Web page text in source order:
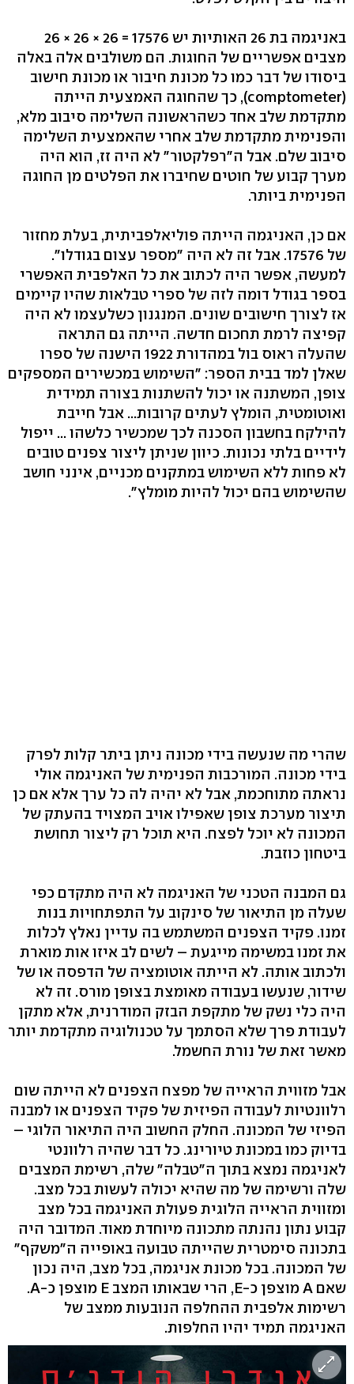
באניגמה בת 26 האותיות יש 17576 = 26 × 26 × 26
מצבים אפשריים של החוגות. הם משולבים אלה באלה
ביסודו של דבר כמו כל מכונת חיבור או מכונת חישוב
(comptometer), כך שהחוגה האמצעית הייתה
מתקדמת שלב אחד כשהראשונה השלימה סיבוב מלא,
והפנימית מתקדמת שלב אחרי שהאמצעית השלימה
סיבוב שלם. אבל ה"רפלקטור" לא היה זז, הוא היה
מערך קבוע של חוטים שחיברו את הפלטים מן החוגה
הפנימית ביותר.
אם כן, האניגמה הייתה פוליאלפביתית, בעלת מחזור
של 17576. אבל זה לא היה "מספר עצום בגודלו".
למעשה, אפשר היה לכתוב את כל האלפבית האפשרי
בספר בגודל דומה לזה של ספרי טבלאות שהיו קיימים
אז לצורך חישובים שונים. המנגנון כשלעצמו לא היה
קפיצה לרמת תחכום חדשה. הייתה גם התראה
שהעלה ראוס בול במהדורת 1922 הישנה של ספרו
שאלן למד בבית הספר: "השימוש במכשירים המספקים
צופן, המשתנה או יכול להשתנות בצורה תמידית
ואוטומטית, הומלץ לעתים קרובות... אבל חייבת
להילקח בחשבון הסכנה לכך שמכשיר כלשהו ... ייפול
לידיים בלתי נכונות. כיוון שניתן ליצור צפנים טובים
לא פחות ללא השימוש במתקנים מכניים, אינני חושב
שהשימוש בהם יכול להיות מומלץ".
שהרי מה שנעשה בידי מכונה ניתן ביתר קלות לפרק
בידי מכונה. המורכבות הפנימית של האניגמה אולי
נראתה מתוחכמת, אבל לא יהיה לה כל ערך אלא אם כן
תיצור מערכת צופן שאפילו אויב המצויד בהעתק של
המכונה לא יוכל לפצח. היא תוכל רק ליצור תחושת
ביטחון כוזבת.
גם המבנה הטכני של האניגמה לא היה מתקדם כפי
שעלה מן התיאור של סינקוב על התפתחויות בנות
זמנו. פקיד הצפנים המשתמש בה עדיין נאלץ לכלות
את זמנו במשימה מייגעת – לשים לב איזו אות מוארת
ולכתוב אותה. לא הייתה אוטומציה של הדפסה או של
שידור, שנעשו בעבודה מאומצת בצופן מורס. זה לא
היה כלי נשק של מתקפת הבזק המודרנית, אלא מתקן
לעבודת פרך שלא הסתמך על טכנולוגיה מתקדמת יותר
מאשר זאת של נורת החשמל.
אבל מזווית הראייה של מפצח הצפנים לא הייתה שום
רלוונטיות לעבודה הפיזית של פקיד הצפנים או למבנה
הפיזי של המכונה. החלק החשוב היה התיאור הלוגי –
בדיוק כמו במכונת טיורינג. כל דבר שהיה רלוונטי
לאניגמה נמצא בתוך ה"טבלה" שלה, רשימת המצבים
שלה ורשימה של מה שהיא יכולה לעשות בכל מצב.
ומזווית הראייה הלוגית פעולת האניגמה בכל מצב
קבוע נתון נהנתה מתכונה מיוחדת מאוד. המדובר היה
בתכונה סימטרית שהייתה טבועה באופייה ה"משקף"
של המכונה. בכל מכונת אניגמה, בכל מצב, היה נכון
שאם A מוצפן כ-E, הרי שבאותו המצב E מוצפן כ-A.
רשימות אלפבית ההחלפה הנובעות ממצב של
האניגמה תמיד יהיו החלפות.